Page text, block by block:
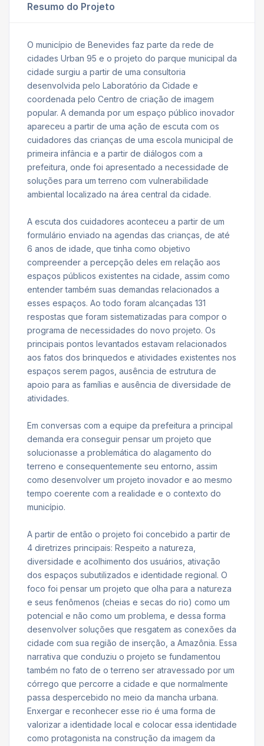
Resumo do Projeto
O município de Benevides faz parte da rede de
cidades Urban 95 e o projeto do parque municipal da
cidade surgiu a partir de uma consultoria
desenvolvida pelo Laboratório da Cidade e
coordenada pelo Centro de criação de imagem
popular. A demanda por um espaço público inovador
apareceu a partir de uma ação de escuta com os
cuidadores das crianças de uma escola municipal de
primeira infância e a partir de diálogos com a
prefeitura, onde foi apresentado a necessidade de
soluções para um terreno com vulnerabilidade
ambiental localizado na área central da cidade.
A escuta dos cuidadores aconteceu a partir de um
formulário enviado na agendas das crianças, de até
6 anos de idade, que tinha como objetivo
compreender a percepção deles em relação aos
espaços públicos existentes na cidade, assim como
entender também suas demandas relacionados a
esses espaços. Ao todo foram alcançadas 131
respostas que foram sistematizadas para compor o
programa de necessidades do novo projeto. Os
principais pontos levantados estavam relacionados
aos fatos dos brinquedos e atividades existentes nos
espaços serem pagos, ausência de estrutura de
apoio para as famílias e ausência de diversidade de
atividades.
Em conversas com a equipe da prefeitura a principal
demanda era conseguir pensar um projeto que
solucionasse a problemática do alagamento do
terreno e consequentemente seu entorno, assim
como desenvolver um projeto inovador e ao mesmo
tempo coerente com a realidade e o contexto do
município.
A partir de então o projeto foi concebido a partir de
4 diretrizes principais: Respeito a natureza,
diversidade e acolhimento dos usuários, ativação
dos espaços subutilizados e identidade regional. O
foco foi pensar um projeto que olha para a natureza
e seus fenômenos (cheias e secas do rio) como um
potencial e não como um problema, e dessa forma
desenvolver soluções que resgatem as conexões da
cidade com sua região de inserção, a Amazônia. Essa
narrativa que conduziu o projeto se fundamentou
também no fato de o terreno ser atravessado por um
córrego que percorre a cidade e que normalmente
passa despercebido no meio da mancha urbana.
Enxergar e reconhecer esse rio é uma forma de
valorizar a identidade local e colocar essa identidade
como protagonista na construção da imagem da